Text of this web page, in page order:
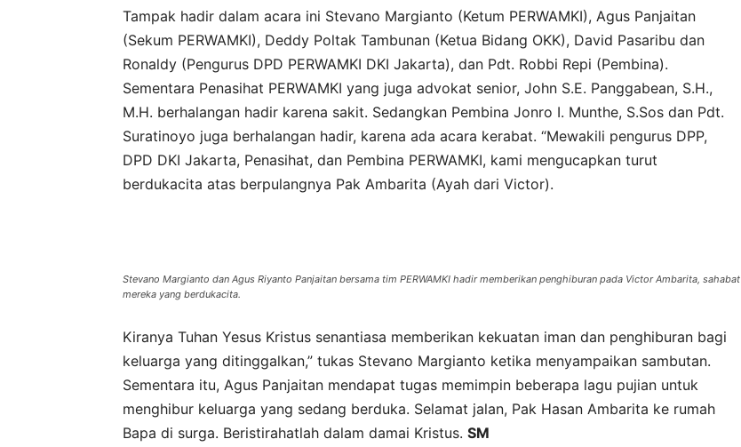
Tampak hadir dalam acara ini Stevano Margianto (Ketum PERWAMKI), Agus Panjaitan
(Sekum PERWAMKI), Deddy Poltak Tambunan (Ketua Bidang OKK), David Pasaribu dan
Ronaldy (Pengurus DPD PERWAMKI DKI Jakarta), dan Pdt. Robbi Repi (Pembina).
Sementara Penasihat PERWAMKI yang juga advokat senior, John S.E. Panggabean, S.H.,
M.H. berhalangan hadir karena sakit. Sedangkan Pembina Jonro I. Munthe, S.Sos dan Pdt.
Suratinoyo juga berhalangan hadir, karena ada acara kerabat. “Mewakili pengurus DPP,
DPD DKI Jakarta, Penasihat, dan Pembina PERWAMKI, kami mengucapkan turut
berdukacita atas berpulangnya Pak Ambarita (Ayah dari Victor).
Stevano Margianto dan Agus Riyanto Panjaitan bersama tim PERWAMKI hadir memberikan penghiburan pada Victor Ambarita, sahabat
mereka yang berdukacita.
Kiranya Tuhan Yesus Kristus senantiasa memberikan kekuatan iman dan penghiburan bagi
keluarga yang ditinggalkan,” tukas Stevano Margianto ketika menyampaikan sambutan.
Sementara itu, Agus Panjaitan mendapat tugas memimpin beberapa lagu pujian untuk
menghibur keluarga yang sedang berduka. Selamat jalan, Pak Hasan Ambarita ke rumah
Bapa di surga. Beristirahatlah dalam damai Kristus. SM